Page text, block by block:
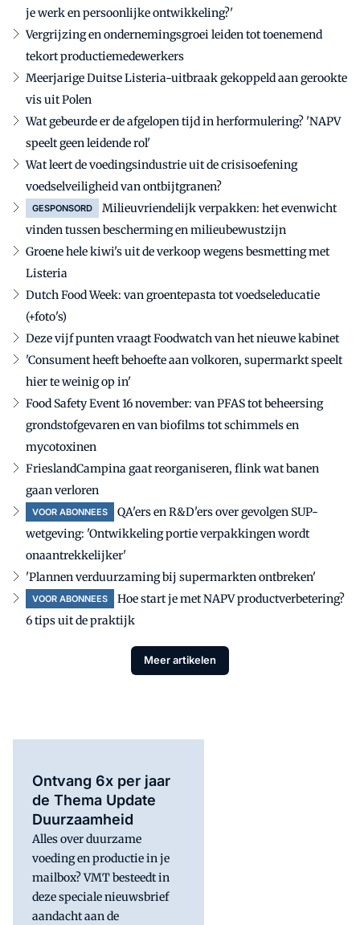
je werk en persoonlijke ontwikkeling?'
Vergrijzing en ondernemingsgroei leiden tot toenemend
tekort productiemedewerkers
Meerjarige Duitse Listeria-uitbraak gekoppeld aan gerookte
vis uit Polen
Wat gebeurde er de afgelopen tijd in herformulering? 'NAPV
speelt geen leidende rol'
Wat leert de voedingsindustrie uit de crisisoefening
voedselveiligheid van ontbijtgranen?
GESPONSORD
Milieuvriendelijk verpakken: het evenwicht
vinden tussen bescherming en milieubewustzijn
Groene hele kiwi's uit de verkoop wegens besmetting met
Listeria
Dutch Food Week: van groentepasta tot voedseleducatie
(+foto's)
Deze vijf punten vraagt Foodwatch van het nieuwe kabinet
'Consument heeft behoefte aan volkoren, supermarkt speelt
hier te weinig op in'
Food Safety Event 16 november: van PFAS tot beheersing
grondstofgevaren en van biofilms tot schimmels en
mycotoxinen
FrieslandCampina gaat reorganiseren, flink wat banen
gaan verloren
VOOR ABONNEES
QA'ers en R&D'ers over gevolgen SUP-
wetgeving: 'Ontwikkeling portie verpakkingen wordt
onaantrekkelijker'
'Plannen verduurzaming bij supermarkten ontbreken'
VOOR ABONNEES
Hoe start je met NAPV productverbetering?
6 tips uit de praktijk
Meer artikelen
Ontvang 6x per jaar
de Thema Update
Duurzaamheid
Alles over duurzame
voeding en productie in je
mailbox? VMT besteedt in
deze speciale nieuwsbrief
aandacht aan de